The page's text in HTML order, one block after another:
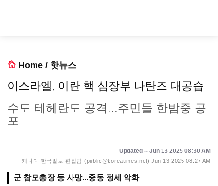
Home / 핫뉴스
이스라엘, 이란 핵 심장부 나탄즈 대공습
수도 테헤란도 공격...주민들 한밤중 공
포
Updated -- Jun 13 2025 08:30 AM
캐나다 한국일보 편집팀 (public@koreatimes.net) Jun 13 2025 08:27 AM
군 참모총장 등 사망...중동 정세 악화